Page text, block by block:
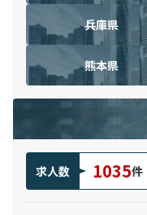
兵庫県
熊本県
求人数 1035件